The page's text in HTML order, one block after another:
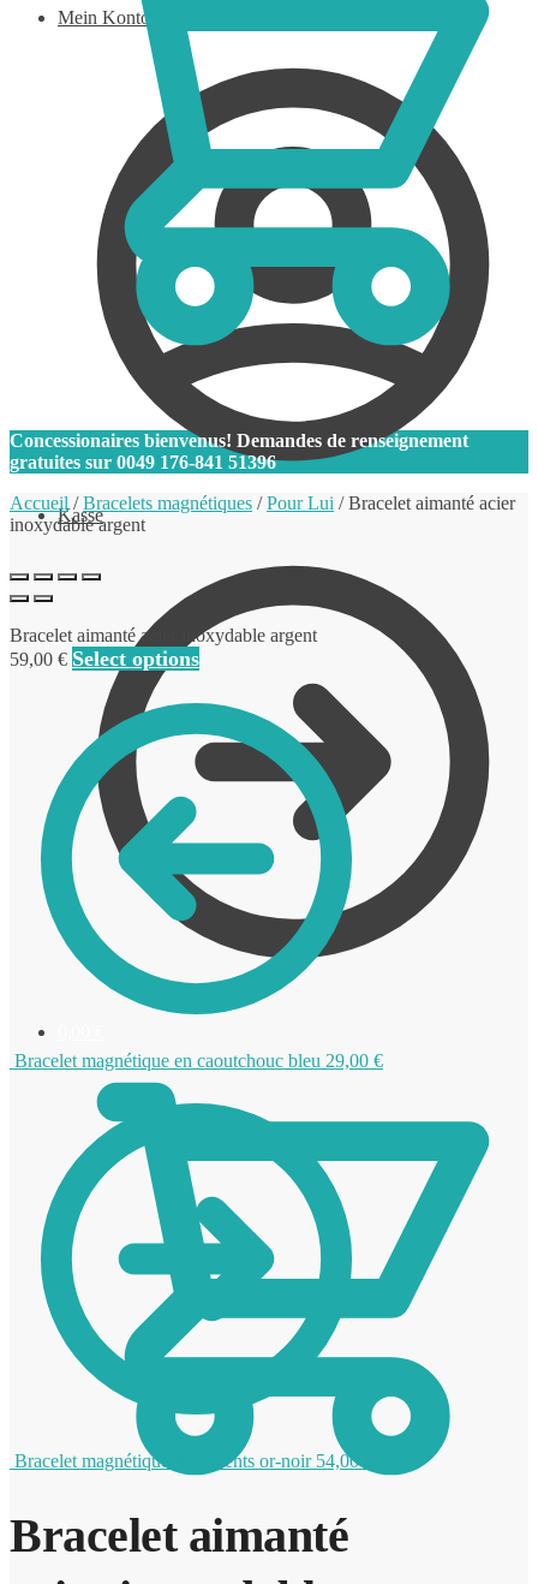
Mein Konto
Kasse
0
Concessionaires bienvenus! Demandes de renseignement
gratuites sur 0049 176-841 51396
Accueil /Bracelets magnétiques /Pour Lui /Bracelet aimanté acier
inoxydable argent
Bracelet aimanté acier inoxydable argent
59,00 € Select options
Bracelet magnétique en caoutchouc bleu 29,00 €
Bracelet magnétique 4 éléments or-noir 54,00
Bracelet aimanté